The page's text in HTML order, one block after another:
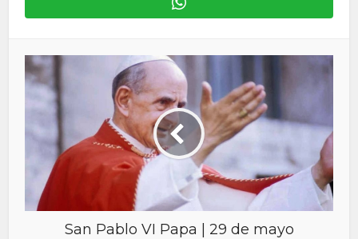
San Pablo VI Papa | 29 de mayo